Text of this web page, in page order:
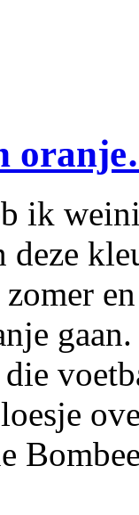
ik
deze
zomer